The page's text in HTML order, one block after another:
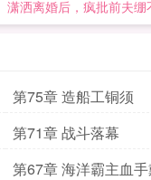
潇洒离婚后，疯批前夫绷
第75章 造船工铜须
第71章 战斗落幕
第67章 海洋霸主血